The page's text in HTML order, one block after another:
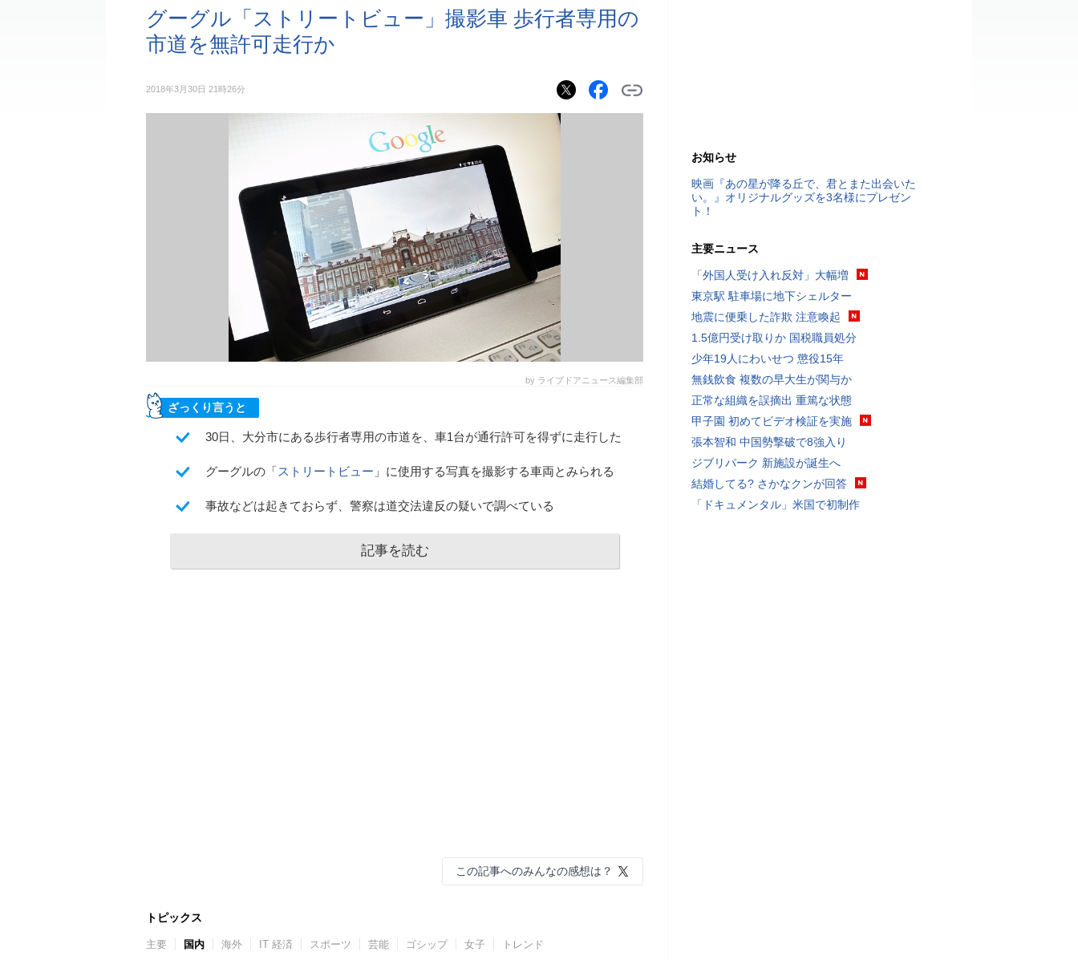
グーグル「ストリートビュー」撮影車 歩行者専用の
市道を無許可走行か
2018年3月30日 21時26分
by ライブドアニュース編集部
ざっくり言うと
30日、大分市にある歩行者専用の市道を、車1台が通行許可を得ずに走行した
グーグルの「ストリートビュー 」に使用する写真を撮影する車両とみられる
事故などは起きておらず、警察は道交法違反の疑いで調べている
記事を読む
この記事へのみんなの感想は？
トピックス
主要 国内 海外 IT 経済 スポーツ 芸能 ゴシップ 女子 トレンド
お知らせ
映画『あの星が降る丘で、君とまた出会いた
い。』オリジナルグッズを3名様にプレゼン
ト！
主要ニュース
「外国人受け入れ反対」大幅増
東京駅 駐車場に地下シェルター
地震に便乗した詐欺 注意喚起
1.5億円受け取りか 国税職員処分
少年19人にわいせつ 懲役15年
無銭飲食 複数の早大生が関与か
正常な組織を誤摘出 重篤な状態
甲子園 初めてビデオ検証を実施
張本智和 中国勢撃破で8強入り
ジブリパーク 新施設が誕生へ
結婚してる? さかなクンが回答
「ドキュメンタル」米国で初制作